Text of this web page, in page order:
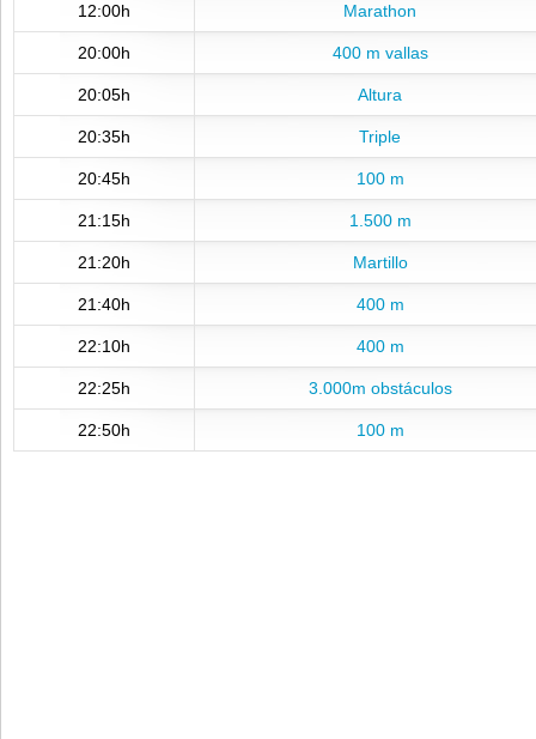
12:00h Marathon
20:00h 400 m vallas
20:05h Altura
20:35h Triple
20:45h 100 m
21:15h 1.500 m
21:20h Martillo
21:40h 400 m
22:10h 400 m
22:25h 3.000m obstáculos
22:50h 100 m